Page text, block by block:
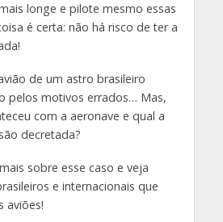
longe e pilote mesmo essas
é certa: não há risco de ter a
de um astro brasileiro
pelos motivos errados… Mas,
com a aeronave e qual a
decretada?
sobre esse caso e veja
e internacionais que
aviões!